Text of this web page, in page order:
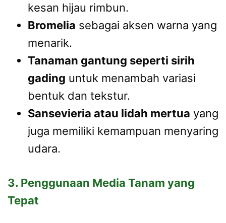
kesan hijau rimbun.
Bromelia sebagai aksen warna yang
menarik.
Tanaman gantung seperti sirih
gading untuk menambah variasi
bentuk dan tekstur.
Sansevieria atau lidah mertua yang
juga memiliki kemampuan menyaring
udara.
3. Penggunaan Media Tanam yang
Tepat